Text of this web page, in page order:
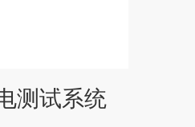
测试系统